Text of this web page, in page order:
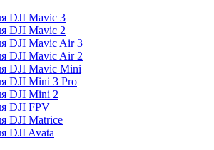
DJI Mavic 3
DJI Mavic 2
DJI Mavic Air 3
DJI Mavic Air 2
DJI Mavic Mini
DJI Mini 3 Pro
DJI Mini 2
DJI FPV
DJI Matrice
DJI Avata